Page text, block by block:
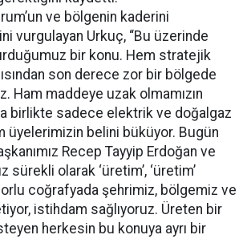
ve bölgenin kaderini
vurgulayan Urkuç, “Bu üzerinde
bir konu. Hem stratejik
son derece zor bir bölgede
Ham maddeye uzak olmamızın
birlikte sadece elektrik ve doğalgaz
üyelerimizin belini büküyor. Bugün
Recep Tayyip Erdoğan ve
sürekli olarak ‘üretim’, ‘üretim’
coğrafyada şehrimiz, bölgemiz ve
istihdam sağlıyoruz. Üreten bir
herkesin bu konuya ayrı bir